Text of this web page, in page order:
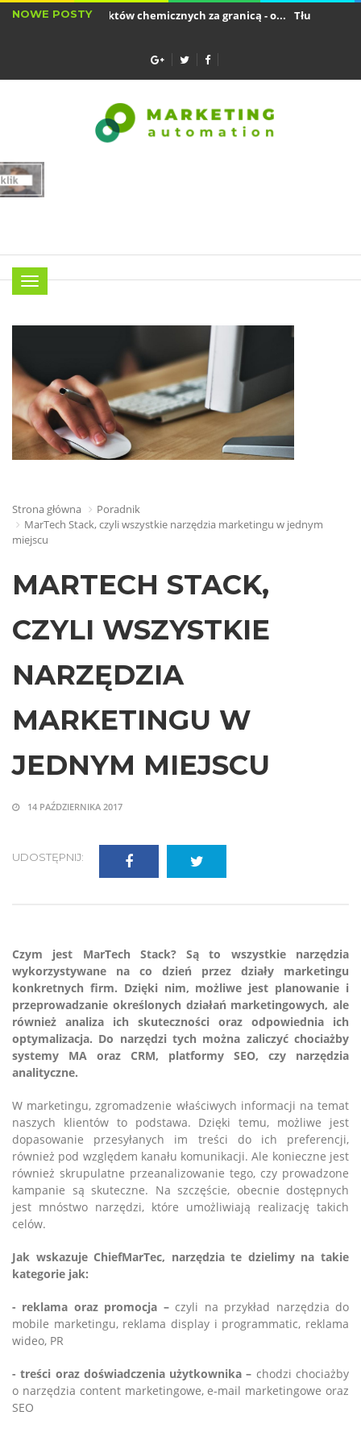
NOWE POSTY
Sprzedaż produktów chemicznych za granicą - o... Tłumaczenia dla
Menu
Strona główna
Poradnik
MarTech Stack, czyli wszystkie narzędzia marketingu w jednym
miejscu
MARTECH STACK,
CZYLI WSZYSTKIE
NARZĘDZIA
MARKETINGU W
JEDNYM MIEJSCU
14 PAŹDZIERNIKA 2017
UDOSTĘPNIJ:
Czym jest MarTech Stack? Są to wszystkie narzędzia
wykorzystywane na co dzień przez działy marketingu
konkretnych firm. Dzięki nim, możliwe jest planowanie i
przeprowadzanie określonych działań marketingowych, ale
również analiza ich skuteczności oraz odpowiednia ich
optymalizacja. Do narzędzi tych można zaliczyć chociażby
systemy MA oraz CRM, platformy SEO, czy narzędzia
analityczne.
W marketingu, zgromadzenie właściwych informacji na temat
naszych klientów to podstawa. Dzięki temu, możliwe jest
dopasowanie przesyłanych im treści do ich preferencji,
również pod względem kanału komunikacji. Ale konieczne jest
również skrupulatne przeanalizowanie tego, czy prowadzone
kampanie są skuteczne. Na szczęście, obecnie dostępnych
jest mnóstwo narzędzi, które umożliwiają realizację takich
celów.
Jak wskazuje ChiefMarTec, narzędzia te dzielimy na takie
kategorie jak:
- reklama oraz promocja –czyli na przykład narzędzia do
mobile marketingu, reklama display i programmatic, reklama
wideo, PR
- treści oraz doświadczenia użytkownika – chodzi chociażby
o narzędzia content marketingowe, e-mail marketingowe oraz
SEO